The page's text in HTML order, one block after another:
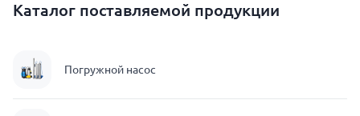
Каталог поставляемой продукции
Погружной насос